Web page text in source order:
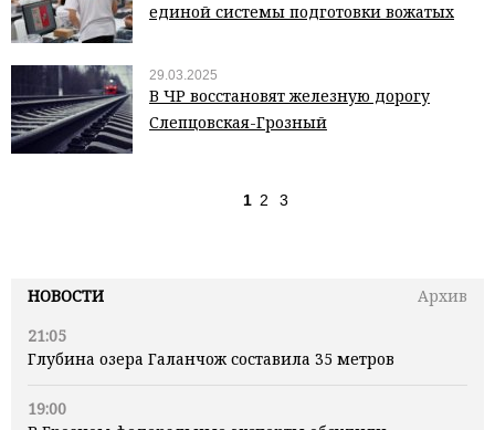
НОВОСТИ
Архив
21:05
Глубина озера Галанчож составила 35 метров
19:00
единой системы подготовки вожатых
29.03.2025
В ЧР восстановят железную дорогу
Слепцовская-Грозный
1 2 3